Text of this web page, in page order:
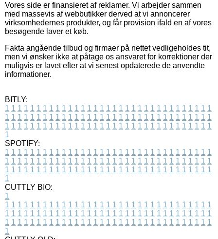
Vores side er finansieret af reklamer. Vi arbejder sammen
med massevis af webbutikker derved at vi annoncerer
virksomhedernes produkter, og får provision ifald en af vores
besøgende laver et køb.
Fakta angående tilbud og firmaer på nettet vedligeholdes tit,
men vi ønsker ikke at påtage os ansvaret for korrektioner der
muligvis er lavet efter at vi senest opdaterede de anvendte
informationer.
BITLY:
1 1 1 1 1 1 1 1 1 1 1 1 1 1 1 1 1 1 1 1 1 1 1 1 1 1 1 1 1 1 1 1 1
1 1 1 1 1 1 1 1 1 1 1 1 1 1 1 1 1 1 1 1 1 1 1 1 1 1 1 1 1 1 1 1 1
1 1 1 1 1 1 1 1 1 1 1 1 1 1 1 1 1 1 1 1 1 1 1 1 1 1 1 1 1 1 1 1 1
1
SPOTIFY:
1 1 1 1 1 1 1 1 1 1 1 1 1 1 1 1 1 1 1 1 1 1 1 1 1 1 1 1 1 1 1 1 1
1 1 1 1 1 1 1 1 1 1 1 1 1 1 1 1 1 1 1 1 1 1 1 1 1 1 1 1 1 1 1 1 1
1 1 1 1 1 1 1 1 1 1 1 1 1 1 1 1 1 1 1 1 1 1 1 1 1 1 1 1 1 1 1 1 1
1
CUTTLY BIO:
1
1 1 1 1 1 1 1 1 1 1 1 1 1 1 1 1 1 1 1 1 1 1 1 1 1 1 1 1 1 1 1 1 1
1 1 1 1 1 1 1 1 1 1 1 1 1 1 1 1 1 1 1 1 1 1 1 1 1 1 1 1 1 1 1 1 1
1 1 1 1 1 1 1 1 1 1 1 1 1 1 1 1 1 1 1 1 1 1 1 1 1 1 1 1 1 1 1 1 1
1